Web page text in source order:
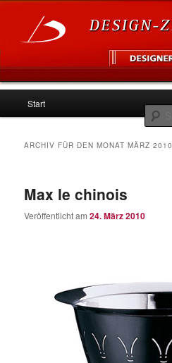
Design Zentrum
Zum
Zum
wechseln
Start
ARCHIV FÜR DEN MONATMÄRZ 2010
Max le chinois
Veröffentlicht am24. März 2010